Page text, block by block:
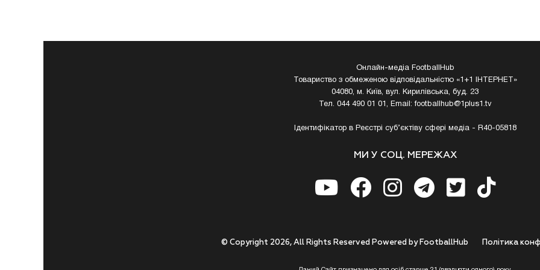
Онлайн-медіа FootballHub
Товариство з обмеженою відповідальністю «1+1 ІНТЕРНЕТ»
04080, м. Київ, вул. Кирилівська, буд. 23
Тел. 044 490 01 01, Email:footballhub@1plus1.tv
Ідентифікатор в Реєстрі суб’єктіву сфері медіа - R40-05818
МИ У СОЦ. МЕРЕЖАХ
Полiтика
© Copyright 2026, All Rights Reserved Powered by FootballHub